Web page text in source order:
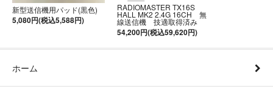
新型送信機用パッド(黒色)
5,080円(税込5,588円)
RADIOMASTER TX16S
HALL MK2 2.4G 16CH 無
線送信機 技適取得済み
54,200円(税込59,620円)
ホーム